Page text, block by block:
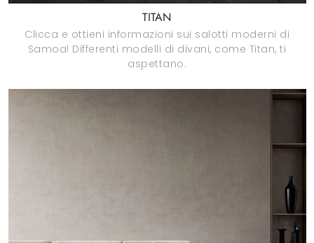
TITAN
Clicca e ottieni informazioni sui salotti moderni di
Samoa! Differenti modelli di divani, come Titan, ti
aspettano.